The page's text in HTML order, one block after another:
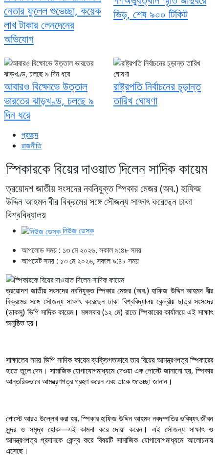
প্রচ্ছদ
রাজনীতি
স্পিকারকে বিয়ের দাওয়াত দিলেন সাদিক কায়েম
ত্রয়োদশ জাতীয় সংসদের নবনিযুক্ত স্পিকার মেজর (অব.) হাফিজ
উদ্দিন আহমদ বীর বিক্রমের সঙ্গে সৌজন্য সাক্ষাৎ করেছেন ঢাকা
বিশ্ববিদ্যালয়
নিউজ ডেস্ক
আপলোড সময় : ১৩ মে ২০২৬, সকাল ৯:৪৮ সময়
আপডেট সময় : ১৩ মে ২০২৬, সকাল ৯:৪৮ সময়
ত্রয়োদশ জাতীয় সংসদের নবনিযুক্ত স্পিকার মেজর (অব.) হাফিজ উদ্দিন আহমদ বীর
বিক্রমের সঙ্গে সৌজন্য সাক্ষাৎ করেছেন ঢাকা বিশ্ববিদ্যালয় কেন্দ্রীয় ছাত্র সংসদের
(ডাকসু) ভিপি সাদিক কায়েম। মঙ্গলবার (১২ মে) রাতে স্পিকারের কার্যালয়ে এই সাক্ষাৎ
অনুষ্ঠিত হয়।
সাক্ষাতের সময় ভিপি সাদিক কায়েম ব্যক্তিগতভাবে তার বিয়ের আমন্ত্রণপত্র স্পিকারের
হাতে তুলে দেন। সামাজিক যোগাযোগমাধ্যমে দেওয়া এক পোস্টে জানানো হয়, স্পিকার
আন্তরিকভাবে আমন্ত্রণপত্র গ্রহণ করেন এবং তাকে শুভেচ্ছা জানান।
পোস্টে আরও উল্লেখ করা হয়, স্পিকার হাফিজ উদ্দিন আহমদ নবদম্পতির ভবিষ্যৎ জীবন
সুন্দর ও সমৃদ্ধ হোক—এই কামনা করে দোয়া করেন। এই সৌজন্য সাক্ষাৎ ও
আমন্ত্রণপত্র প্রদানকে কেন্দ্র করে বিষয়টি সামাজিক যোগাযোগমাধ্যমে আলোচনায়
এসেছে।
নেতার ফুলেল শুভেচ্ছা, কয়েক
লাখ টাকার লেনদেনের
অভিযোগ
ভিড়, শেষ ৯০০ টিকিট
আবারও বিক্ষোভে উত্তাল
ভারতের ঝাড়খণ্ড, চলছে ৯
দিন ধরে
রাষ্ট্রপতি নির্বাচনের চূড়ান্ত
তারিখ ঘোষণা